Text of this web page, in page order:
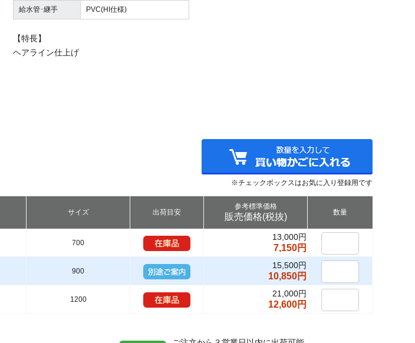
給水管･継手 PVC(HI仕様)
【特長】
ヘアライン仕上げ
※チェックボックスはお気に入り登録用です
サイズ 出荷目安
参考標準価格
販売価格(税抜) 数量
700
13,000円
7,150円
900
15,500円
10,850円
1200
21,000円
12,600円